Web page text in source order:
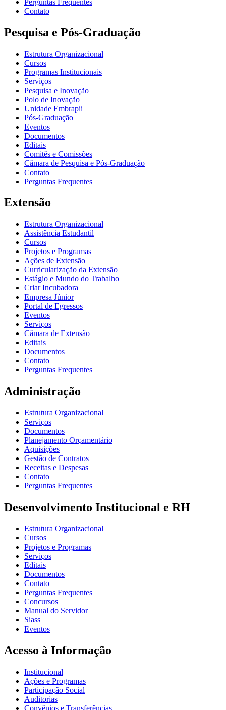
Contato
Pesquisa e Pós-Graduação
Estrutura Organizacional
Cursos
Programas Institucionais
Serviços
Pesquisa e Inovação
Polo de Inovação
Unidade Embrapii
Pós-Graduação
Eventos
Documentos
Editais
Comitês e Comissões
Câmara de Pesquisa e Pós-Graduação
Contato
Perguntas Frequentes
Extensão
Estrutura Organizacional
Assistência Estudantil
Cursos
Projetos e Programas
Ações de Extensão
Curricularização da Extensão
Estágio e Mundo do Trabalho
Criar Incubadora
Empresa Júnior
Portal de Egressos
Eventos
Serviços
Câmara de Extensão
Editais
Documentos
Contato
Perguntas Frequentes
Administração
Estrutura Organizacional
Serviços
Documentos
Planejamento Orçamentário
Aquisições
Gestão de Contratos
Receitas e Despesas
Contato
Perguntas Frequentes
Desenvolvimento Institucional e RH
Estrutura Organizacional
Cursos
Projetos e Programas
Serviços
Editais
Documentos
Contato
Perguntas Frequentes
Concursos
Manual do Servidor
Siass
Eventos
Acesso à Informação
Institucional
Ações e Programas
Participação Social
Auditorias
Convênios e Transferências